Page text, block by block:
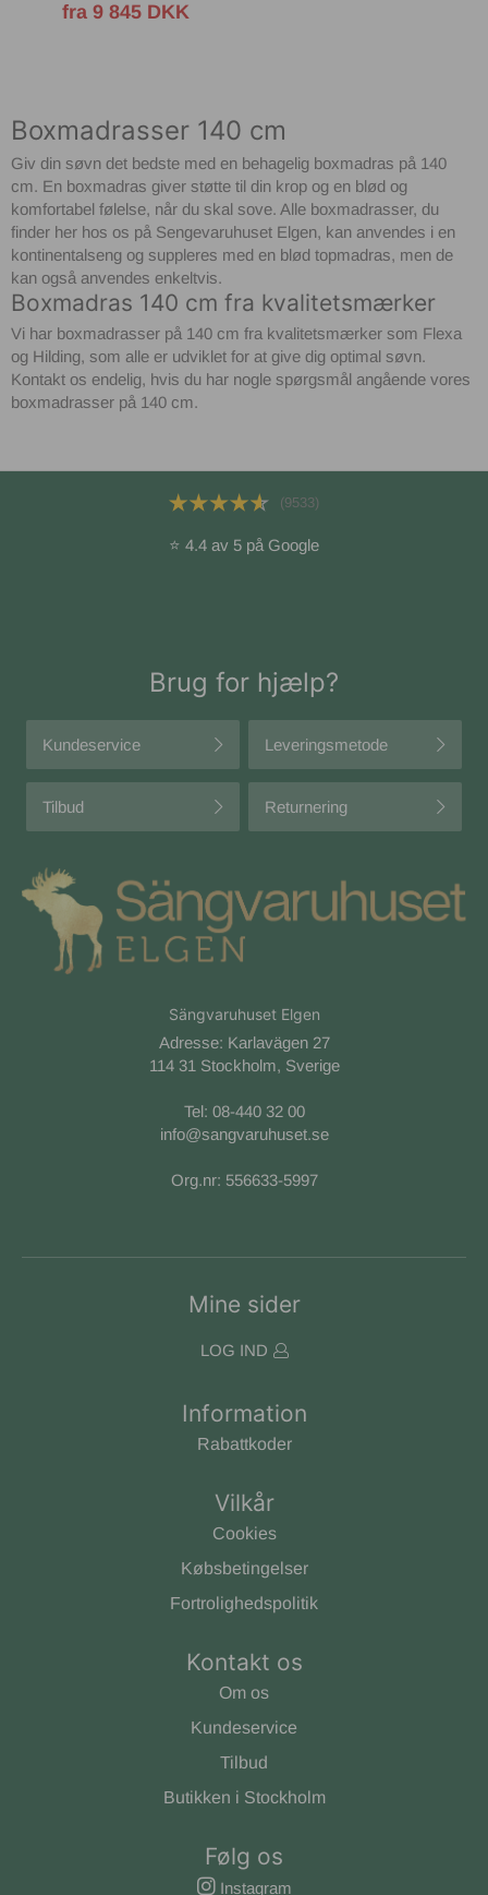
fra 9 845 DKK
Boxmadrasser 140 cm
Giv din søvn det bedste med en behagelig boxmadras på 140
cm. En boxmadras giver støtte til din krop og en blød og
komfortabel følelse, når du skal sove. Alle boxmadrasser, du
finder her hos os på Sengevaruhuset Elgen, kan anvendes i en
kontinentalseng og suppleres med en blød topmadras, men de
kan også anvendes enkeltvis.
Boxmadras 140 cm fra kvalitetsmærker
Vi har boxmadrasser på 140 cm fra kvalitetsmærker som Flexa
og Hilding, som alle er udviklet for at give dig optimal søvn.
Kontakt os endelig, hvis du har nogle spørgsmål angående vores
boxmadrasser på 140 cm.
(9533)
⭐ 4.4 av 5 på Google
Brug for hjælp?
Kundeservice Leveringsmetode
Tilbud Returnering
Sängvaruhuset Elgen
Adresse: Karlavägen 27
114 31 Stockholm, Sverige
Tel: 08-440 32 00
info@sangvaruhuset.se
Org.nr: 556633-5997
Mine sider
LOG IND
Information
Rabattkoder
Vilkår
Cookies
Købsbetingelser
Fortrolighedspolitik
Kontakt os
Om os
Kundeservice
Tilbud
Butikken i Stockholm
Følg os
Instagram